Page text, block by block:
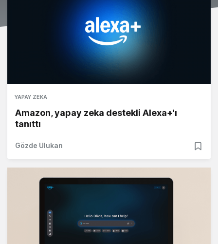
YAPAY ZEKA
Amazon, yapay zeka destekli Alexa+'ı
tanıttı
Gözde Ulukan